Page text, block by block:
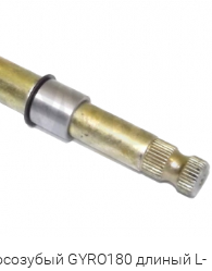
GYRO180 длиный L-